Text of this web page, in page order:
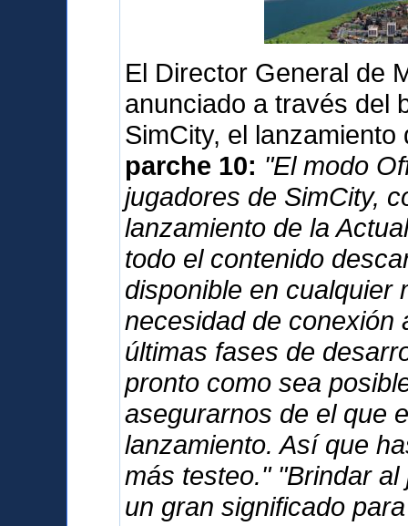
El Director General de
anunciado a través del
SimCity, el
parche 10: "El modo
jugadores de SimCity,
lanzamiento de la
todo el contenido
disponible en cualquier
necesidad de conexión
últimas fases de
pronto como sea
asegurarnos de el que
lanzamiento. Así que
más testeo." "Brindar
un gran significado